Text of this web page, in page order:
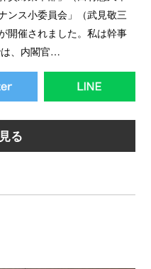
ンス小委員会」（武見敬三
開催されました。私は幹事
は、内閣官…
る